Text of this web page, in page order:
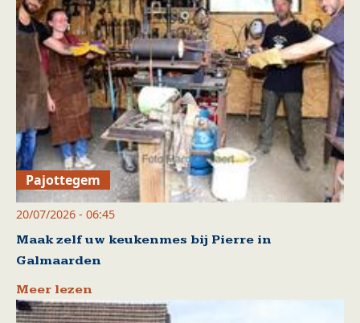
Pajottegem
20/07/2026 - 06:45
Maak zelf uw keukenmes bij Pierre in
Galmaarden
Meer lezen